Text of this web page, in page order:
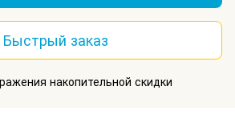
Быстрый заказ
накопительной скидки